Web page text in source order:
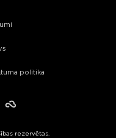
politika
Failiem.lv
rezervētas.